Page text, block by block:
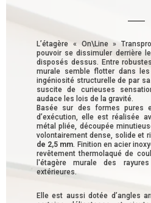
L’étagère « On\Line »
pouvoir se dissimuler derrière
disposés dessus. Entre
murale semble flotter dans
ingéniosité structurelle de par
suscite de curieuses
audace les lois de la gravité.
Basée sur des formes pures
d’exécution, elle est réalisée
métal pliée, découpée
volontairement dense, solide et
de 2,5 mm. Finition en acier
revêtement thermolaqué de
l'étagère murale des
extérieures.
Elle est aussi dotée d’angles